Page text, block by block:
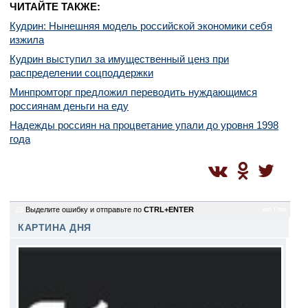
ЧИТАЙТЕ ТАКЖЕ:
Кудрин: Нынешняя модель российской экономики себя
изжила
Кудрин выступил за имущественный ценз при
распределении соцподдержки
Минпромторг предложил переводить нуждающимся
россиянам деньги на еду
Надежды россиян на процветание упали до уровня 1998
года
Выделите ошибку и отправьте по CTRL+ENTER
КАРТИНА ДНЯ